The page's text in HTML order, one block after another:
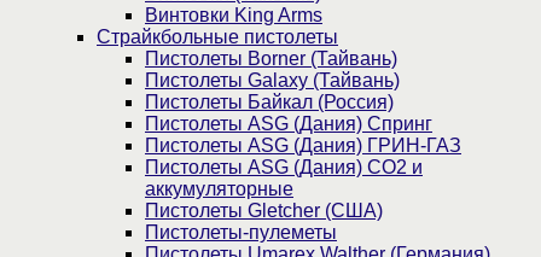
Винтовки King Arms
Страйкбольные пистолеты
Пистолеты Borner (Тайвань)
Пистолеты Galaxy (Тайвань)
Пистолеты Байкал (Россия)
Пистолеты ASG (Дания) Спринг
Пистолеты ASG (Дания) ГРИН-ГАЗ
Пистолеты ASG (Дания) CO2 и
аккумуляторные
Пистолеты Gletcher (США)
Пистолеты-пулеметы